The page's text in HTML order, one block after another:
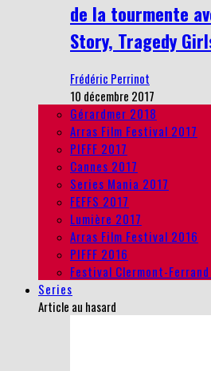
de la tourmente
Story, Tragedy
Frédéric Perrinot
10 décembre 2017
Gérardmer 2018
Arras Film Festival 2017
PIFFF 2017
Cannes 2017
Series Mania 2017
FEFFS 2017
Lumière 2017
Arras Film Festival 2016
PIFFF 2016
Festival Clermont-
Series
Article au hasard